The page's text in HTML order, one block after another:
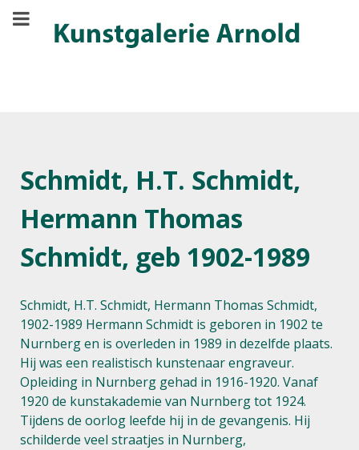
Schmidt, H.T. Schmidt,
Hermann Thomas
Schmidt, geb 1902-1989
Schmidt, H.T. Schmidt, Hermann Thomas Schmidt,
1902-1989 Hermann Schmidt is geboren in 1902 te
Nurnberg en is overleden in 1989 in dezelfde plaats.
Hij was een realistisch kunstenaar engraveur.
Opleiding in Nurnberg gehad in 1916-1920. Vanaf
1920 de kunstakademie van Nurnberg tot 1924.
Tijdens de oorlog leefde hij in de gevangenis. Hij
schilderde veel straatjes in Nurnberg,